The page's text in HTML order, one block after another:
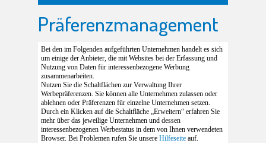
Präferenzmanagement
Bei den im Folgenden aufgeführten Unternehmen handelt es sich
um einige der Anbieter, die mit Websites bei der Erfassung und
Nutzung von Daten für interessenbezogene Werbung
zusammenarbeiten.
Nutzen Sie die Schaltflächen zur Verwaltung Ihrer
Werbepräferenzen. Sie können alle Unternehmen zulassen oder
ablehnen oder Präferenzen für einzelne Unternehmen setzen.
Durch ein Klicken auf die Schaltfläche „Erweitern“ erfahren Sie
mehr über das jeweilige Unternehmen und dessen
interessenbezogenen Werbestatus in dem von Ihnen verwendeten
Browser. Bei Problemen rufen Sie unsere Hilfeseite auf.